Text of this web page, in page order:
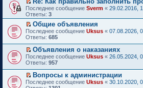
е
п
р
о
ч
и
а
н
н
о
м
у
с
в
о
м
у
н
е
п
р
о
ч
т
а
н
й
т
и
к
п
е
в
о
м
у
н
е
п
П
е
р
е
й
т
и
к
п
е
в
о
м
Последнее сообщение Sverm « 29.02.2016,
Ответы: 3
П
е
е
й
т
и
к
п
е
Общие объявления
Последнее сообщение Uksus « 07.08.2026,
Ответы: 685
П
е
е
й
т
Объявления о наказаниях
Последнее сообщение Uksus « 26.05.2024,
Ответы: 957
П
е
Вопросы к администрации
Последнее сообщение Uksus « 30.10.2020,